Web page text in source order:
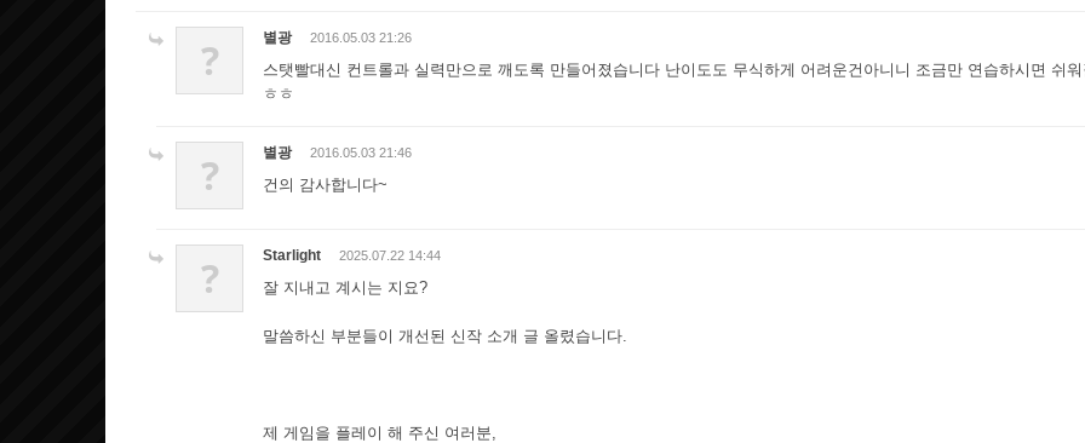
? 별광 2016.05.03 21:26
스탯빨대신 컨트롤과 실력만으로 깨도록 만들어졌습니다 난이도도 무식하게 어려운건아니니 조금만 연습하시면 쉬
ㅎㅎ
? 별광 2016.05.03 21:46
건의 감사합니다~
? Starlight 2025.07.22 14:44
잘 지내고 계시는 지요?
말씀하신 부분들이 개선된 신작 소개 글 올렸습니다.
제 게임을 플레이 해 주신 여러분,